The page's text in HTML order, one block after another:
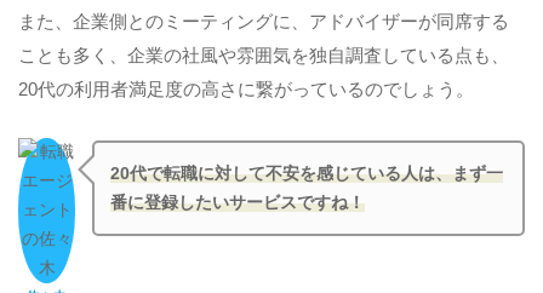
また、企業側とのミーティングに、アドバイザーが同席する
ことも多く、企業の社風や雰囲気を独自調査している点も、
20代の利用者満足度の高さに繋がっているのでしょう。
20代で転職に対して不安を感じている人は、まず一
番に登録したいサービスですね！